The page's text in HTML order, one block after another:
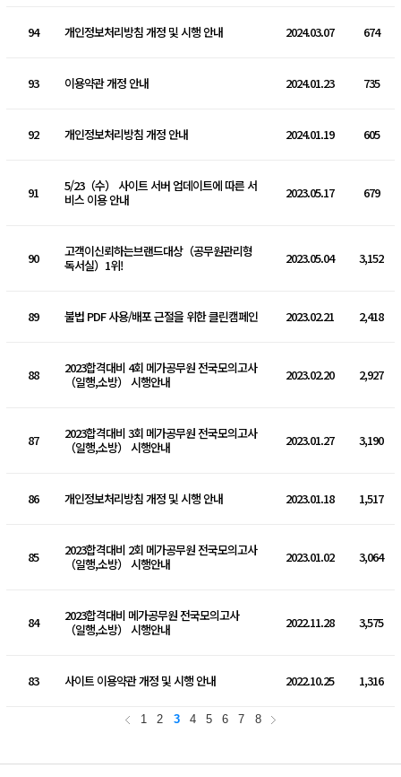
94 개인정보처리방침 개정 및 시행 안내 2024.03.07 674
93 이용약관 개정 안내 2024.01.23 735
92 개인정보처리방침 개정 안내 2024.01.19 605
91
5/23（수） 사이트 서버 업데이트에 따른 서
비스 이용 안내
2023.05.17 679
90
고객이신뢰하는브랜드대상（공무원관리형
독서실）1위!
2023.05.04 3,152
89 불법 PDF 사용/배포 근절을 위한 클린캠페인 2023.02.21 2,418
88
2023합격대비 4회 메가공무원 전국모의고사
（일행,소방） 시행안내
2023.02.20 2,927
87
2023합격대비 3회 메가공무원 전국모의고사
（일행,소방） 시행안내
2023.01.27 3,190
86 개인정보처리방침 개정 및 시행 안내 2023.01.18 1,517
85
2023합격대비 2회 메가공무원 전국모의고사
（일행,소방） 시행안내
2023.01.02 3,064
84
2023합격대비 메가공무원 전국모의고사
（일행,소방） 시행안내
2022.11.28 3,575
83 사이트 이용약관 개정 및 시행 안내 2022.10.25 1,316
1 2 3 4 5 6 7 8